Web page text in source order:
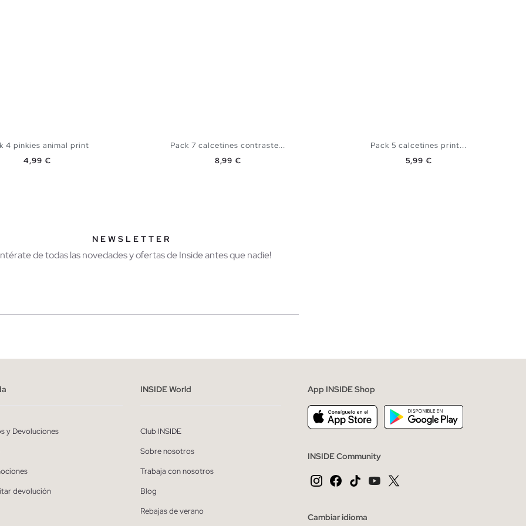
4 pinkies animal print
Precio
4,99 €
Pack 7 calcetines contraste...
Precio
8,99 €
Pack 5 calcetines print...
Precio
5,99 €
NEWSLETTER
de todas las novedades y ofertas de Inside antes que nadie!
* Puedes cancelar la suscripción en cualquier momento.
y Devoluciones
devolución
INSIDE World
Club INSIDE
Sobre nosotros
Trabaja con nosotros
Blog
Rebajas de verano
App INSIDE Shop
INSIDE Community
Cambiar idioma